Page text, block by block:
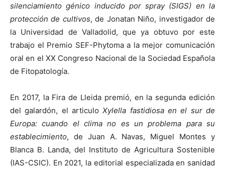
silenciamiento génico inducido por spray (SIGS) en la
protección de cultivos, de Jonatan Niño, investigador de
la Universidad de Valladolid, que ya obtuvo por este
trabajo el Premio SEF-Phytoma a la mejor comunicación
oral en el XX Congreso Nacional de la Sociedad Española
de Fitopatología.
En 2017, la Fira de Lleida premió, en la segunda edición
del galardón, el articuloXylella fastidiosa en el sur de
Europa: cuando el clima no es un problema para su
establecimiento, de Juan A. Navas, Miguel Montes y
Blanca B. Landa, del Instituto de Agricultura Sostenible
(IAS-CSIC). En 2021, la editorial especializada en sanidad